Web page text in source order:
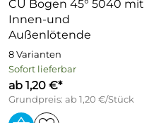
CU Bogen 45° 5040 mit
Innen-und
Außenlötende
8 Varianten
Sofort lieferbar
ab 1,20 €*
Grundpreis: ab 1,20 €/Stück